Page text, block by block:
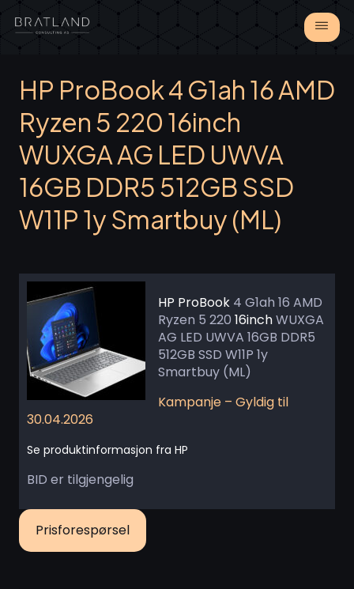
HP ProBook 4 G1ah 16 AMD
Ryzen 5 220 16inch
WUXGA AG LED UWVA
16GB DDR5 512GB SSD
W11P 1y Smartbuy (ML)
HP ProBook 4 G1ah 16 AMD
Ryzen 5 220 16inchWUXGA
AG LED UWVA 16GB DDR5
512GB SSD W11P 1y
Smartbuy (ML)
Kampanje – Gyldig til
30.04.2026
Se produktinformasjon fra HP
BID er tilgjengelig
Prisforespørsel